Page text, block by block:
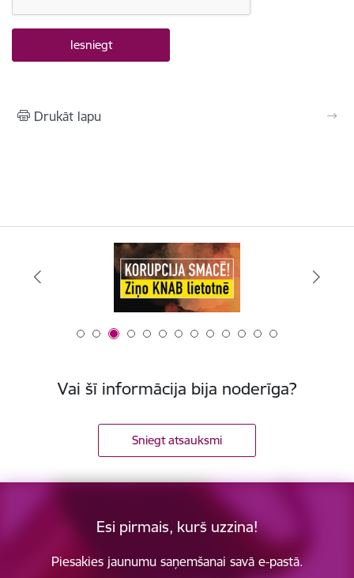
Drukāt lapu
Vai šī informācija bija noderīga?
Sniegt atsauksmi
Esi pirmais, kurš uzzina!
Piesakies jaunumu saņemšanai savā e-pastā.